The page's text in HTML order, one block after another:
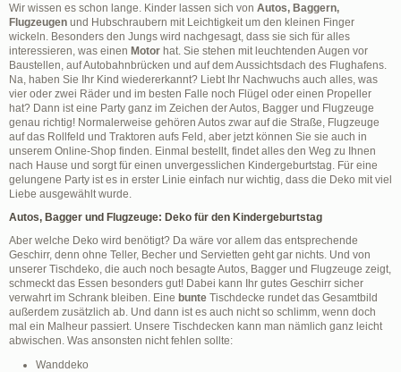
Wir wissen es schon lange. Kinder lassen sich von Autos, Baggern,
Flugzeugen und Hubschraubern mit Leichtigkeit um den kleinen Finger
wickeln. Besonders den Jungs wird nachgesagt, dass sie sich für alles
interessieren, was einen Motor hat. Sie stehen mit leuchtenden Augen vor
Baustellen, auf Autobahnbrücken und auf dem Aussichtsdach des Flughafens.
Na, haben Sie Ihr Kind wiedererkannt? Liebt Ihr Nachwuchs auch alles, was
vier oder zwei Räder und im besten Falle noch Flügel oder einen Propeller
hat? Dann ist eine Party ganz im Zeichen der Autos, Bagger und Flugzeuge
genau richtig! Normalerweise gehören Autos zwar auf die Straße, Flugzeuge
auf das Rollfeld und Traktoren aufs Feld, aber jetzt können Sie sie auch in
unserem Online-Shop finden. Einmal bestellt, findet alles den Weg zu Ihnen
nach Hause und sorgt für einen unvergesslichen Kindergeburtstag. Für eine
gelungene Party ist es in erster Linie einfach nur wichtig, dass die Deko mit viel
Liebe ausgewählt wurde.
Autos, Bagger und Flugzeuge: Deko für den Kindergeburtstag
Aber welche Deko wird benötigt? Da wäre vor allem das entsprechende
Geschirr, denn ohne Teller, Becher und Servietten geht gar nichts. Und von
unserer Tischdeko, die auch noch besagte Autos, Bagger und Flugzeuge zeigt,
schmeckt das Essen besonders gut! Dabei kann Ihr gutes Geschirr sicher
verwahrt im Schrank bleiben. Eine bunte Tischdecke rundet das Gesamtbild
außerdem zusätzlich ab. Und dann ist es auch nicht so schlimm, wenn doch
mal ein Malheur passiert. Unsere Tischdecken kann man nämlich ganz leicht
abwischen. Was ansonsten nicht fehlen sollte:
Wanddeko